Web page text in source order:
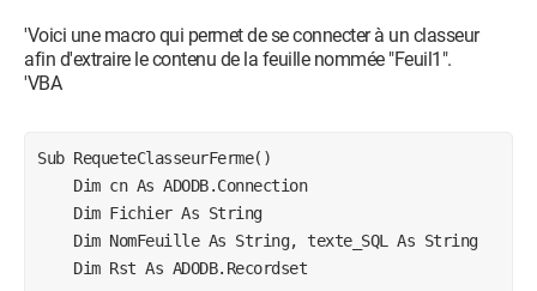
'Voici une macro qui permet de se connecter à un classeur
afin d'extraire le contenu de la feuille nommée "Feuil1".
'VBA
Sub RequeteClasseurFerme()